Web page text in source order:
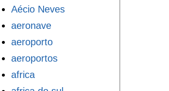
Aécio Neves
aeronave
aeroporto
aeroportos
africa